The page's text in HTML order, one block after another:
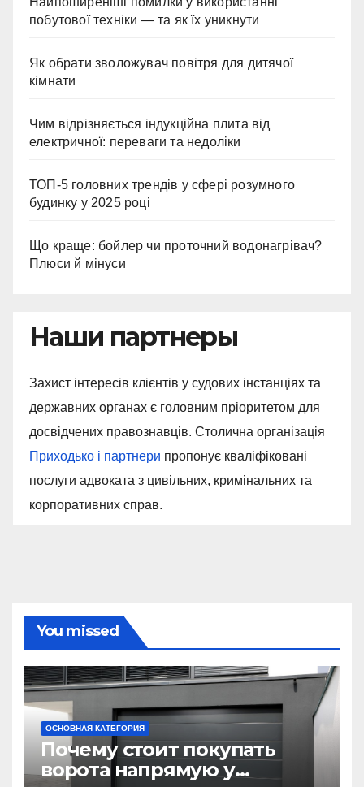
побутової техніки — та як їх уникнути
Як обрати зволожувач повітря для дитячої
кімнати
Чим відрізняється індукційна плита від
електричної: переваги та недоліки
ТОП-5 головних трендів у сфері розумного
будинку у 2025 році
Що краще: бойлер чи проточний водонагрівач?
Плюси й мінуси
Наши партнеры
Захист інтересів клієнтів у судових інстанціях та
державних органах є головним пріоритетом для
досвідчених правознавців. Столична організація
Приходько і партнери пропонує кваліфіковані
послуги адвоката з цивільних, кримінальних та
корпоративних справ.
You missed
ОСНОВНАЯ КАТЕГОРИЯ
Почему стоит покупать
ворота напрямую у